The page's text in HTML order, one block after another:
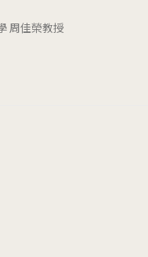
周佳榮教授